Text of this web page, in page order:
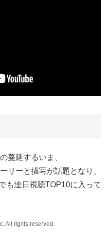
蔓延するいま、
リーと描写が話題となり、
も連日視聴TOP10に入って
All rights reserved.